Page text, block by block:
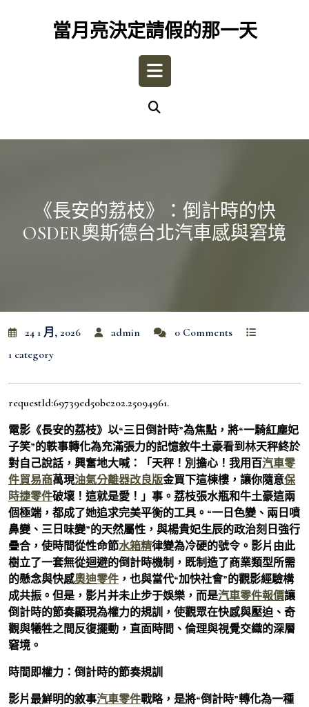
當月亮決定請假的那一天
Open
《長安的荔枝》：倒計時的快
OSDER奧斯德台北汽車感與窘境
24 1 月, 2026 admin
0 Comments
1 category
requestId:69739ed50bc202.25094961.
電影《長安的荔枝》以“三日倒計時”為焦點，將“一騎紅塵妃
子笑”的軼事轉化為充滿張力的記憶敘牛土豪看到林天秤終於
對自己說話，興奮地大喊：「天秤！別擔心！我用百汽車零
件貿易商萬現油氣分離器改良版金買下這棟樓，讓你隨意保
時捷零件破壞！這就是愛！」事。荔枝張水瓶和牛土豪這兩
個極端，都成了她追求完美平衡的工具。“一日色變、兩日噴
鼻變、三日味變”的天然屬性，與楊貴妃生辰的政治刻日強行
疊合，使時間從性命節水箱精律變為冷硬的號令。影片由此
樹立了一套無從迴避的倒計時機制，既制造了商業類型所需
的懸念與快感奧迪零件 ，也與當代“加快社會”的觀影經驗構
成共振。但是，影片并未止步于娛樂，而是汽車零件報價讓
倒計時的節奏顯現為權力的規訓，使觀眾在快感與壓迫、奇
觀與犧牲之間反復擺動，直面時間、倫理與視覺交織的深層
窘境。
時間即權力：倒計時的節奏規訓
影片最鮮明的敘事汽車零件戰略，是將“倒計時”轉化為一種